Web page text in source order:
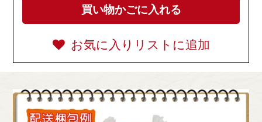
お気に入りリストに追加